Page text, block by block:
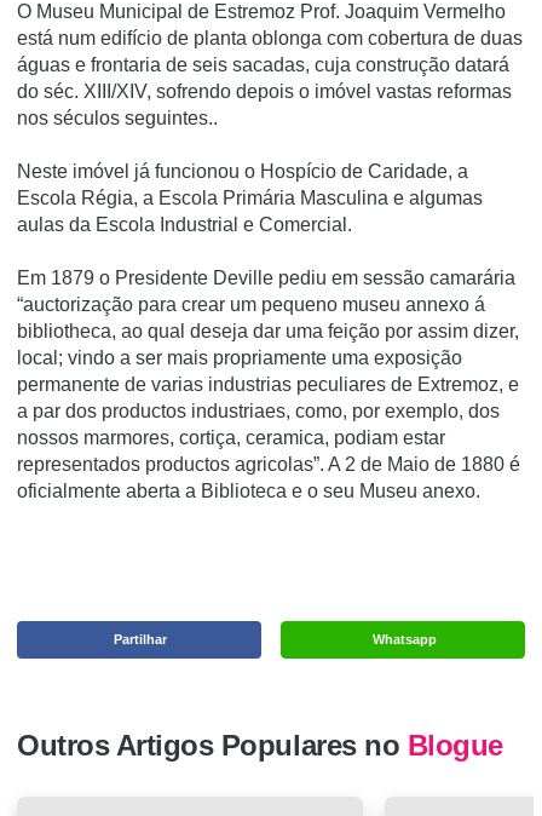
O Museu Municipal de Estremoz Prof. Joaquim Vermelho
está num edifício de planta oblonga com cobertura de duas
águas e frontaria de seis sacadas, cuja construção datará
do séc. XIII/XIV, sofrendo depois o imóvel vastas reformas
nos séculos seguintes..
Neste imóvel já funcionou o Hospício de Caridade, a
Escola Régia, a Escola Primária Masculina e algumas
aulas da Escola Industrial e Comercial.
Em 1879 o Presidente Deville pediu em sessão camarária
“auctorização para crear um pequeno museu annexo á
bibliotheca, ao qual deseja dar uma feição por assim dizer,
local; vindo a ser mais propriamente uma exposição
permanente de varias industrias peculiares de Extremoz, e
a par dos productos industriaes, como, por exemplo, dos
nossos marmores, cortiça, ceramica, podiam estar
representados productos agricolas”. A 2 de Maio de 1880 é
oficialmente aberta a Biblioteca e o seu Museu anexo.
Whatsapp
Partilhar
Outros Artigos Populares no Blogue